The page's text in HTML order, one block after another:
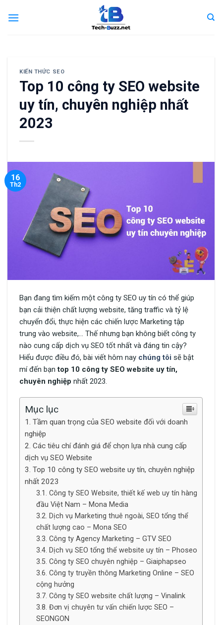
KIẾN THỨC SEO
Top 10 công ty SEO website
uy tín, chuyên nghiệp nhất
2023
16
Th2
Bạn đang tìm kiếm một công ty SEO uy tín có thể giúp
bạn cải thiện chất lượng website, tăng traffic và tỷ lệ
chuyển đổi, thực hiện các chiến lược Marketing tập
trung vào website,… Thế nhưng bạn không biết công ty
nào cung cấp dịch vụ SEO tốt nhất và đáng tin cậy?
Hiểu được điều đó, bài viết hôm nay chúng tôi sẽ bật
mí đến bạntop 10 công ty SEO website uy tín,
chuyên nghiệp nhất 2023.
Mục lục
Tầm quan trọng của SEO website đối với doanh
nghiệp
Các tiêu chí đánh giá để chọn lựa nhà cung cấp
dịch vụ SEO Website
Top 10 công ty SEO website uy tín, chuyên nghiệp
nhất 2023
Công ty SEO Website, thiết kế web uy tín hàng
đầu Việt Nam – Mona Media
Dịch vụ Marketing thuê ngoài, SEO tổng thể
chất lượng cao – Mona SEO
Công ty Agency Marketing – GTV SEO
Dịch vụ SEO tổng thể website uy tín – Phoseo
Công ty SEO chuyên nghiệp – Giaiphapseo
Công ty truyền thông Marketing Online – SEO
cộng hưởng
Công ty SEO website chất lượng – Vinalink
Đơn vị chuyên tư vấn chiến lược SEO –
SEONGON